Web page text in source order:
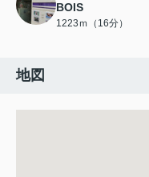
BOIS
1223ｍ（16分）
地図